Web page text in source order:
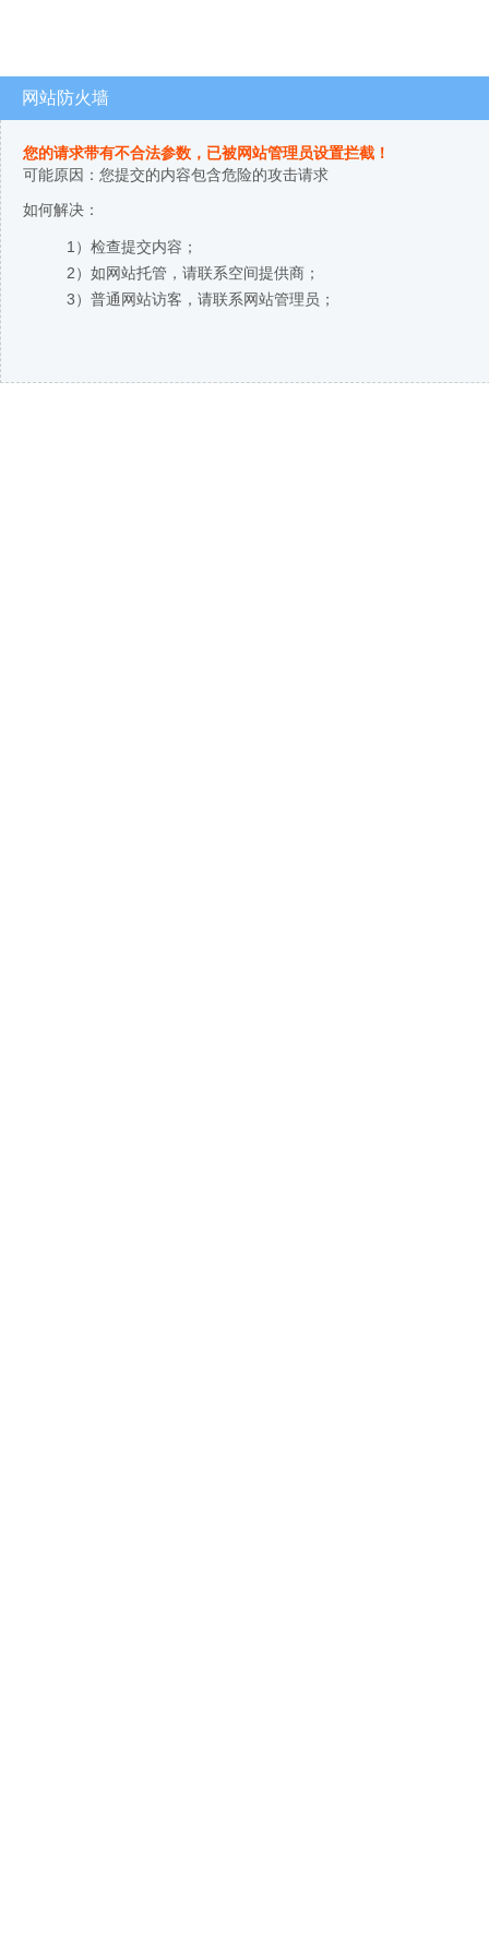
网站防火墙
您的请求带有不合法参数，已被网站管理员设置拦截！
可能原因：您提交的内容包含危险的攻击请求
如何解决：
1）检查提交内容；
2）如网站托管，请联系空间提供商；
3）普通网站访客，请联系网站管理员；